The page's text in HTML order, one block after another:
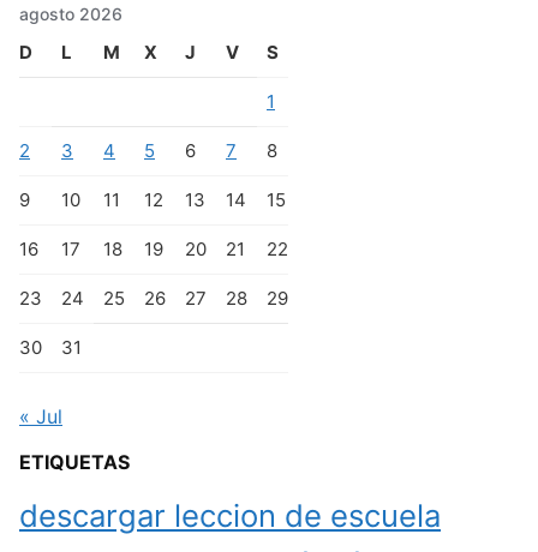
agosto 2026
D L M X J V S
1
2 3 4 5 6 7 8
9 10 11 12 13 14 15
16 17 18 19 20 21 22
23 24 25 26 27 28 29
30 31
« Jul
ETIQUETAS
descargar leccion de escuela